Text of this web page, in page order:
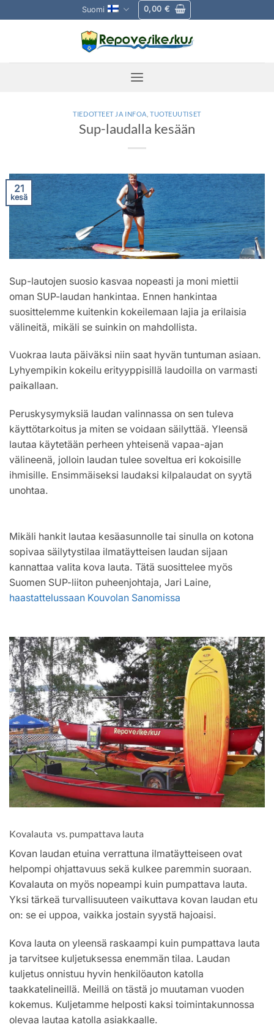
to
Suomi 0,00 €
TIEDOTTEET JA INFOA TUOTEUUTISET
Sup-laudalla kesään
21
kesä
Sup-lautojen suosio kasvaa nopeasti ja moni miettii
oman SUP-laudan hankintaa. Ennen hankintaa
suosittelemme kuitenkin kokeilemaan lajia ja erilaisia
välineitä, mikäli se suinkin on mahdollista.
Vuokraa lauta päiväksi niin saat hyvän tuntuman asiaan.
Lyhyempikin kokeilu erityyppisillä laudoilla on varmasti
paikallaan.
Peruskysymyksiä laudan valinnassa on sen tuleva
käyttötarkoitus ja miten se voidaan säilyttää. Yleensä
lautaa käytetään perheen yhteisenä vapaa-ajan
välineenä, jolloin laudan tulee soveltua eri kokoisille
ihmisille. Ensimmäiseksi laudaksi kilpalaudat on syytä
unohtaa.
Mikäli hankit lautaa kesäasunnolle tai sinulla on kotona
sopivaa säilytystilaa ilmatäytteisen laudan sijaan
kannattaa valita kova lauta. Tätä suosittelee myös
Suomen SUP-liiton puheenjohtaja, Jari Laine,
haastattelussaan Kouvolan Sanomissa
Kovalauta vs. pumpattava lauta
Kovan laudan etuina verrattuna ilmatäytteiseen ovat
helpompi ohjattavuus sekä kulkee paremmin suoraan.
Kovalauta on myös nopeampi kuin pumpattava lauta.
Yksi tärkeä turvallisuuteen vaikuttava kovan laudan etu
on: se ei uppoa, vaikka jostain syystä hajoaisi.
Kova lauta on yleensä raskaampi kuin pumpattava lauta
ja tarvitsee kuljetuksessa enemmän tilaa. Laudan
kuljetus onnistuu hyvin henkilöauton katolla
taakkatelineillä. Meillä on tästä jo muutaman vuoden
kokemus. Kuljetamme helposti kaksi toimintakunnossa
olevaa lautaa katolla asiakkaalle.